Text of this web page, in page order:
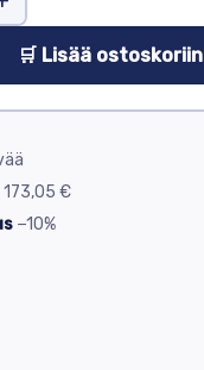
🛒 Lisää ostoskoriin
173,05 €
−10%